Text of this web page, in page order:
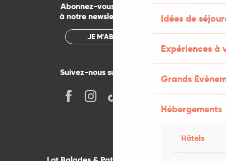
Idées de
Expériences à
Grands
Hébergements
Hôtels
Abonnez-vous gratuitement
à notre newsletter mensuelle
JE M'ABONNE
Suivez-nous sur les réseaux !